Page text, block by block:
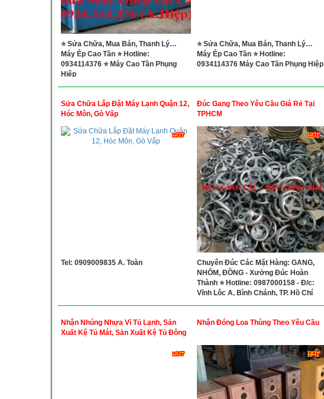
⭐ Sửa Chữa, Mua Bán, Thanh Lý…
Máy Ép Cao Tần ⭐ Hotline:
0934114376 ⭐ Máy Cao Tần Phụng
Hiệp
⭐ Sửa Chữa, Mua Bán, Thanh Lý…
Máy Ép Cao Tần ⭐ Hotline:
0934114376 Máy Cao Tần Phụng Hiệp
Sửa Chữa Lắp Đặt Máy Lạnh Quận 12,
Hóc Môn, Gò Vấp
Tel: 0909009835 A. Toàn
Đúc Gang Theo Yêu Cầu Giá Rẻ Tại
TPHCM
Chuyên Đúc Các Mặt Hàng: GANG,
NHÔM, ĐỒNG - Xưởng Đúc Hoàn
Thành ⭐ Hotline: 0987000158 - Đ/c:
Vĩnh Lộc A, Bình Chánh, TP. Hồ Chí
Nhận Nhúng Nhựa Vỉ Tủ Lạnh, Sản
Xuất Kệ Tủ Mát, Sản Xuất Kệ Tủ Đông
Nhận Đóng Loa Thùng Theo Yêu Cầu